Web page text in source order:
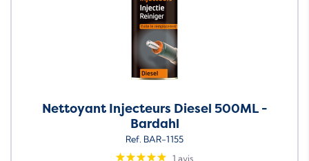
Nettoyant Injecteurs Diesel 500ML -
Bardahl
Ref. BAR-1155
1 avis